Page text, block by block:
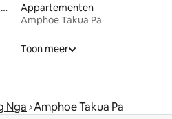
Accommodaties nabij een meer
Appartementen
Amphoe Takua Pa
Toon meer
Nga Amphoe Takua Pa